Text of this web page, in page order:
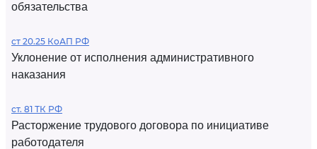
обязательства
ст 20.25 КоАП РФ
Уклонение от исполнения административного
наказания
ст. 81 ТК РФ
Расторжение трудового договора по инициативе
работодателя